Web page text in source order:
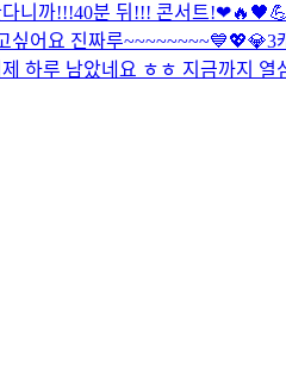
니까!!!40분 뒤!!! 콘서트!❤🔥🖤💪
싶어요 진짜루~~~~~~~~💙💖💎3
하루 남았네요 ㅎㅎ 지금까지